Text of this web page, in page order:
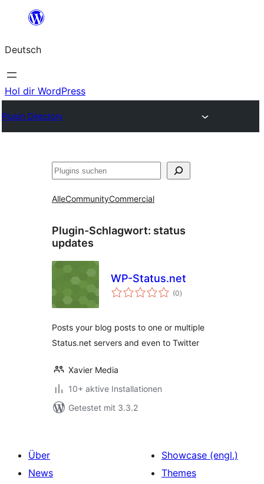
springen
Deutsch
Hol dir WordPress
Plugin Directory
Suchen
AlleCommunityCommercial
Plugin-Schlagwort: status
updates
WP-Status.net
(0Bewertungen
insgesamt
)
Posts your blog posts to one or multiple
Status.net servers and even to Twitter
Xavier Media
10+ aktive Installationen
Getestet mit 3.3.2
Über
News
Showcase (engl.)
Themes